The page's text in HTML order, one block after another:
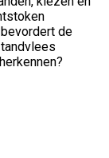
de